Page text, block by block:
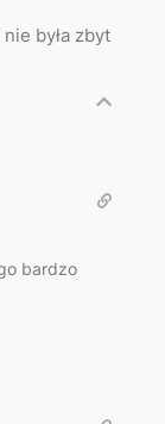
była zbyt
bardzo